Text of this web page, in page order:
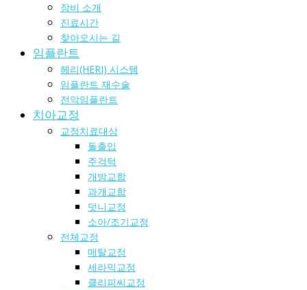
장비 소개
진료시간
찾아오시는 길
임플란트
헤리(HERI) 시스템
임플란트 재수술
전악임플란트
치아교정
교정치료대상
돌출입
주걱턱
개방교합
과개교합
덧니교정
소아/조기교정
전체교정
메탈교정
세라믹교정
클리피씨교정